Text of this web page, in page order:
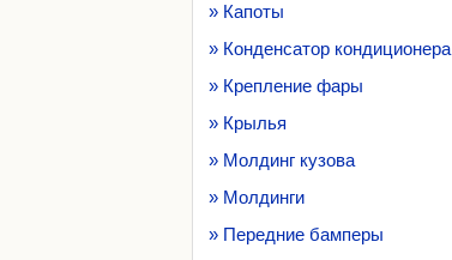
» Капоты
» Конденсатор кондиционера
» Крепление фары
» Крылья
» Молдинг кузова
» Молдинги
» Передние бамперы